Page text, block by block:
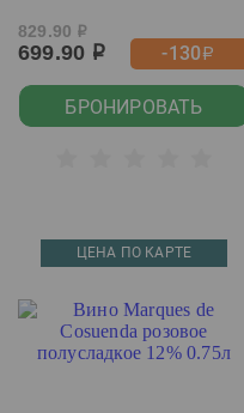
829.90 р
699.90 р -130р
БРОНИРОВАТЬ
ЦЕНА ПО КАРТЕ